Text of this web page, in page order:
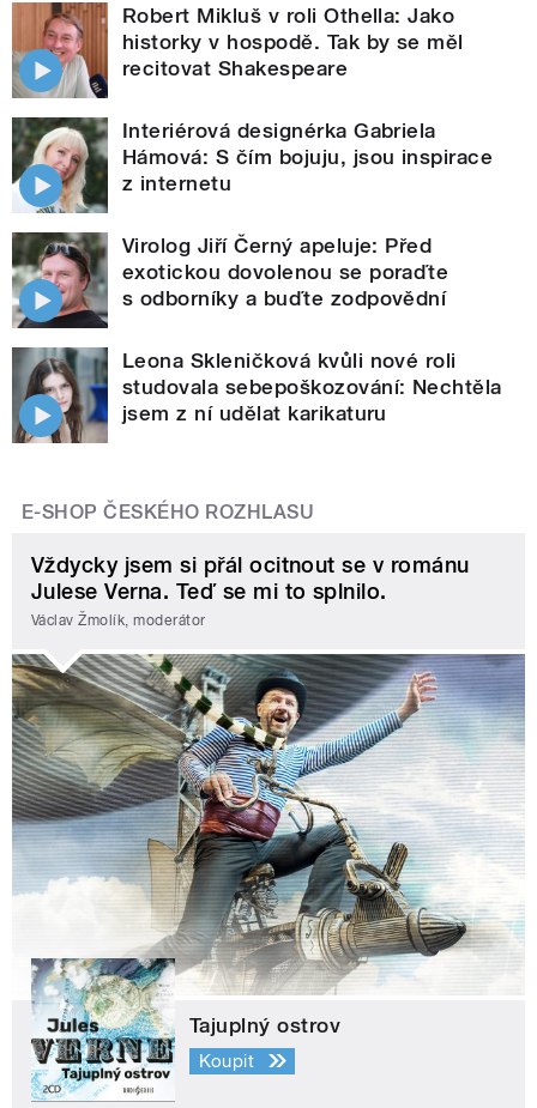
Robert Mikluš v roli Othella: Jako
historky v hospodě. Tak by se měl
recitovat Shakespeare
Interiérová designérka Gabriela
Hámová: S čím bojuju, jsou inspirace
z internetu
Virolog Jiří Černý apeluje: Před
exotickou dovolenou se poraďte
s odborníky a buďte zodpovědní
Leona Skleničková kvůli nové roli
studovala sebepoškozování: Nechtěla
jsem z ní udělat karikaturu
E-SHOP ČESKÉHO ROZHLASU
Vždycky jsem si přál ocitnout se v románu
Julese Verna. Teď se mi to splnilo.
Václav Žmolík, moderátor
Tajuplný ostrov
Koupit